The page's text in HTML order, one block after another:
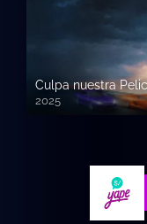
Culpa nuestra
2025
720p HD